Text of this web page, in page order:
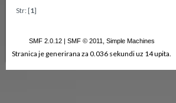
Str: [1]
SMF 2.0.12| SMF © 2011 Simple Machines
Stranica je generirana za 0.036 sekundi uz 14 upita.